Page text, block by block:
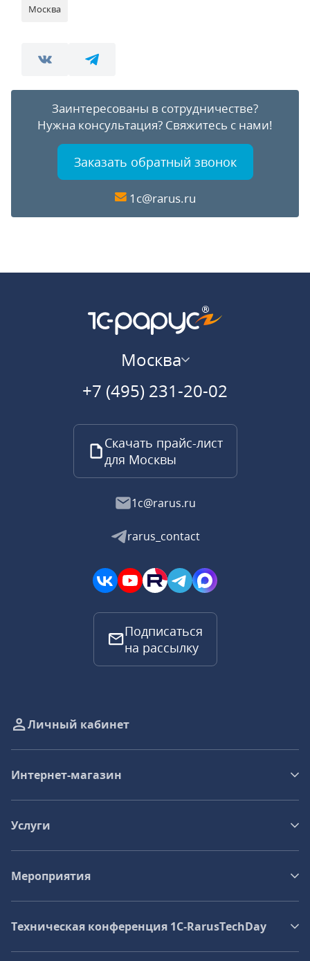
Москва
Заинтересованы в сотрудничестве?
Нужна консультация? Свяжитесь с нами!
Заказать обратный звонок
1c@rarus.ru
Москва
+7 (495) 231-20-02
Скачать прайс-лист
для Москвы
1c@rarus.ru
rarus_contact
Подписаться
на рассылку
Личный кабинет
Интернет-магазин
Услуги
Мероприятия
Техническая конференция 1C‑RarusTechDay